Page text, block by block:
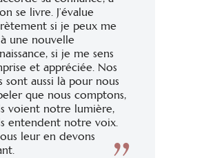
se livre. J’évalue
si je peux me
une nouvelle
si je me sens
et appréciée. Nos
sont aussi là pour nous
que nous comptons,
voient notre lumière,
entendent notre voix.
leur en devons